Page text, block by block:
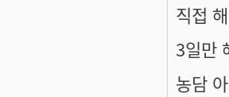
직접
3일만
농담